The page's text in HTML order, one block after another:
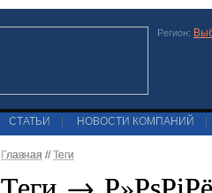
Регион:
СТАТЬИ НОВОСТИ КОМПАНИЙ
Главная // Теги